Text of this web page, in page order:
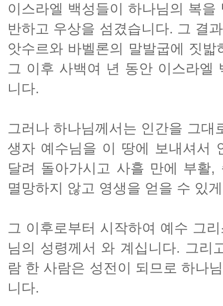
이스라엘 백성들이 하나님의 복
반하고 우상을 섬겼습니다. 그 결
앗수르와 바벨론의 말발굽에 짓
그 이후 사백여 년 동안 이스라엘
니다.
그러나 하나님께서는 인간을 그
생자 예수님을 이 땅에 보내셔서
달려 돌아가시고 사흘 만에 부활
멸망하지 않고 영생을 얻을 수 있
그 이후로부터 시작하여 예수 그
님의 성령께서 와 계십니다. 그리
람 한 사람은 성전이 되므로 하나
니다.